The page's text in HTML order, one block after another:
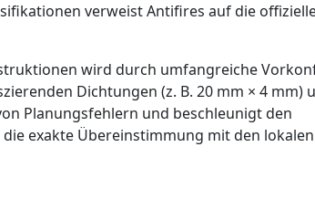
verweist Antifires auf die
wird durch umfangreiche
Dichtungen (z. B. 20 mm × 4 mm)
Planungsfehlern und beschleunigt den
die exakte Übereinstimmung mit den lokalen